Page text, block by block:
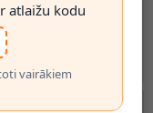
atlaižu kodu
vairākiem